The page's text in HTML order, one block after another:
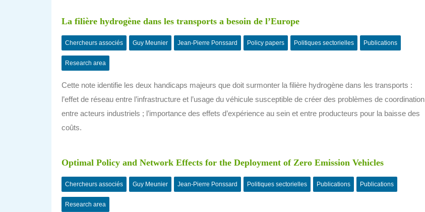
La filière hydrogène dans les transports a besoin de l’Europe
Chercheurs associés Guy Meunier Jean-Pierre Ponssard Policy papers Politiques sectorielles Publications
Research area
Cette note identifie les deux handicaps majeurs que doit surmonter la filière hydrogène dans les transports :
l’effet de réseau entre l’infrastructure et l’usage du véhicule susceptible de créer des problèmes de coordination
entre acteurs industriels ; l’importance des effets d’expérience au sein et entre producteurs pour la baisse des
coûts.
Optimal Policy and Network Effects for the Deployment of Zero Emission Vehicles
Chercheurs associés Guy Meunier Jean-Pierre Ponssard Politiques sectorielles Publications Publications
Research area